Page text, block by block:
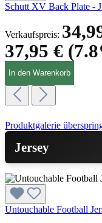
Schutt XV Back Plate -
Verkaufspreis:
37,95 €
In den Warenkorb
Produktgalerie
Jersey
Untouchable Football